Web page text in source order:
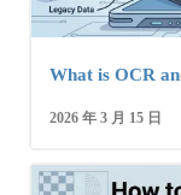
What is OCR
2026 年 3 月 15 日